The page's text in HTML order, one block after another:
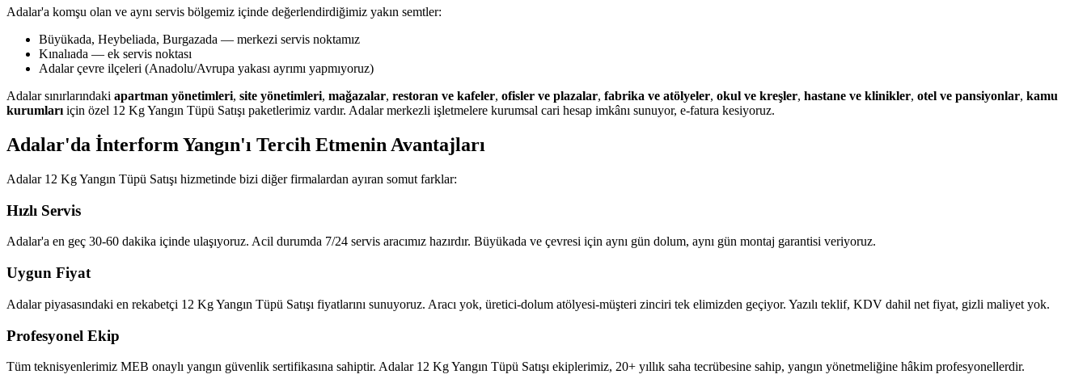
Adalar'a komşu olan ve aynı servis bölgemiz içinde değerlendirdiğimiz yakın semtler:
Büyükada, Heybeliada, Burgazada — merkezi servis noktamız
Kınalıada — ek servis noktası
Adalar çevre ilçeleri (Anadolu/Avrupa yakası ayrımı yapmıyoruz)
Adalar sınırlarındaki apartman yönetimleri, site yönetimleri, mağazalar, restoran ve kafeler, ofisler ve plazalar, fabrika ve atölyeler, okul ve kreşler, hastane ve klinikler, otel ve pansiyonlar, kamu
kurumları için özel 12 Kg Yangın Tüpü Satışı paketlerimiz vardır. Adalar merkezli işletmelere kurumsal cari hesap imkânı sunuyor, e-fatura kesiyoruz.
Adalar'da İnterform Yangın'ı Tercih Etmenin Avantajları
Adalar 12 Kg Yangın Tüpü Satışı hizmetinde bizi diğer firmalardan ayıran somut farklar:
Hızlı Servis
Adalar'a en geç 30-60 dakika içinde ulaşıyoruz. Acil durumda 7/24 servis aracımız hazırdır. Büyükada ve çevresi için aynı gün dolum, aynı gün montaj garantisi veriyoruz.
Uygun Fiyat
Adalar piyasasındaki en rekabetçi 12 Kg Yangın Tüpü Satışı fiyatlarını sunuyoruz. Aracı yok, üretici-dolum atölyesi-müşteri zinciri tek elimizden geçiyor. Yazılı teklif, KDV dahil net fiyat, gizli maliyet yok.
Profesyonel Ekip
Tüm teknisyenlerimiz MEB onaylı yangın güvenlik sertifikasına sahiptir. Adalar 12 Kg Yangın Tüpü Satışı ekiplerimiz, 20+ yıllık saha tecrübesine sahip, yangın yönetmeliğine hâkim profesyonellerdir.